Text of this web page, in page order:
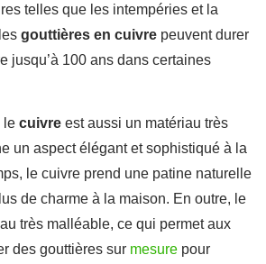
telles que les intempéries et la
gouttières en cuivre peuvent durer
jusqu’à 100 ans dans certaines
le cuivre est aussi un matériau très
un aspect élégant et sophistiqué à la
le cuivre prend une patine naturelle
de charme à la maison. En outre, le
très malléable, ce qui permet aux
des gouttières sur mesure pour